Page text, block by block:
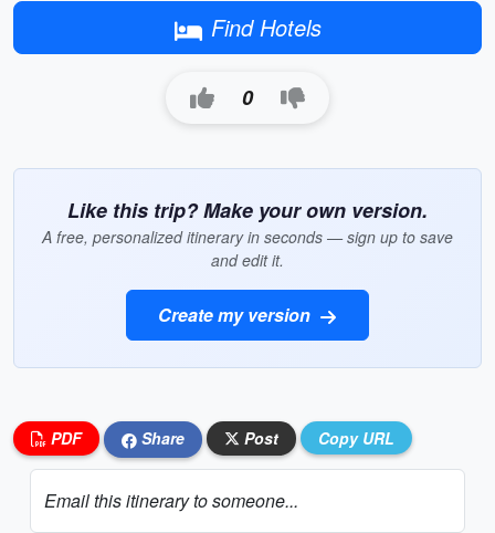
Find Hotels
0
Like this trip? Make your own version.
A free, personalized itinerary in seconds — sign up to save
and edit it.
Create my version
PDF Share Post Copy URL
Email this itinerary to someone...